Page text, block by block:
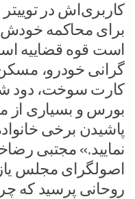
کاربری‌اش در
برای محاکمه خودش
است قوه قضاییه
گرانی خودرو،
کارت سوخت، دود
بورس و بسیاری از
پاشیدن برخی
نمایید.» مجتبی
اصولگرای مجلس
روحانی پرسید که